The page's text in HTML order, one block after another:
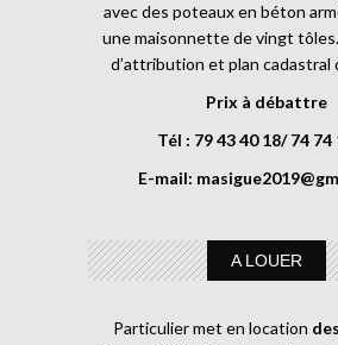
avec des poteaux en béton
une maisonnette de vingt
d’attribution et plan cadastral
Prix à débattre
Tél : 79 43 40 18/ 74 74
E-mail:
A LOUER
Particulier met en location